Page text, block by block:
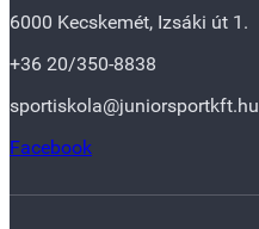
6000 Kecskemét, Izsáki út 1.
+36 20/350-8838
sportiskola@juniorsportkft.hu
Facebook